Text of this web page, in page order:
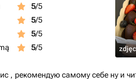
5/5
5/5
5/5
5/5
, рекомендую самому себе ну и